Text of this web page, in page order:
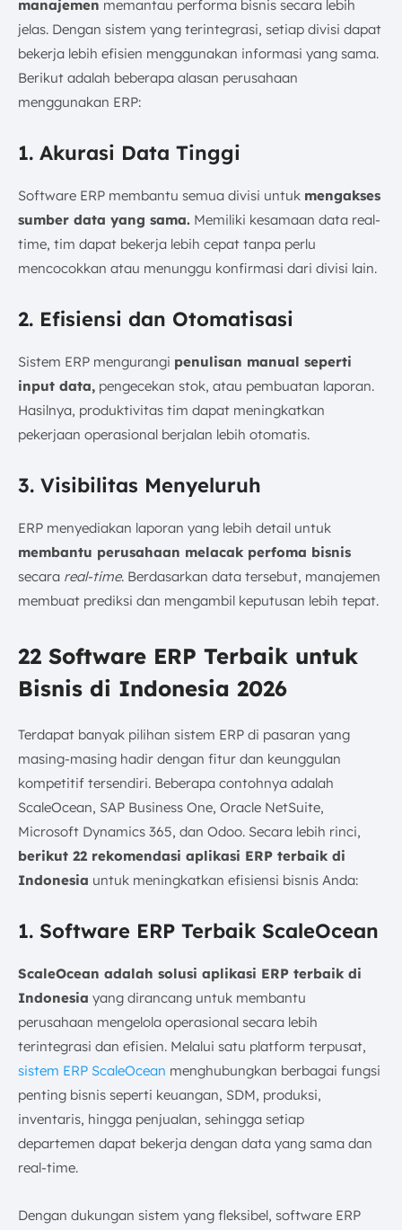
manajemen memantau performa bisnis secara lebih
jelas. Dengan sistem yang terintegrasi, setiap divisi dapat
bekerja lebih efisien menggunakan informasi yang sama.
Berikut adalah beberapa alasan perusahaan
menggunakan ERP:
1. Akurasi Data Tinggi
Software ERP membantu semua divisi untuk mengakses
sumber data yang sama. Memiliki kesamaan data real-
time, tim dapat bekerja lebih cepat tanpa perlu
mencocokkan atau menunggu konfirmasi dari divisi lain.
2. Efisiensi dan Otomatisasi
Sistem ERP mengurangi penulisan manual seperti
input data, pengecekan stok, atau pembuatan laporan.
Hasilnya, produktivitas tim dapat meningkatkan
pekerjaan operasional berjalan lebih otomatis.
3. Visibilitas Menyeluruh
ERP menyediakan laporan yang lebih detail untuk
membantu perusahaan melacak perfoma bisnis
secara real-time. Berdasarkan data tersebut, manajemen
membuat prediksi dan mengambil keputusan lebih tepat.
22 Software ERP Terbaik untuk
Bisnis di Indonesia 2026
Terdapat banyak pilihan sistem ERP di pasaran yang
masing-masing hadir dengan fitur dan keunggulan
kompetitif tersendiri. Beberapa contohnya adalah
ScaleOcean, SAP Business One, Oracle NetSuite,
Microsoft Dynamics 365, dan Odoo. Secara lebih rinci,
berikut 22 rekomendasi aplikasi ERP terbaik di
Indonesia untuk meningkatkan efisiensi bisnis Anda:
1. Software ERP Terbaik ScaleOcean
ScaleOcean adalah solusi aplikasi ERP terbaik di
Indonesia yang dirancang untuk membantu
perusahaan mengelola operasional secara lebih
terintegrasi dan efisien. Melalui satu platform terpusat,
sistem ERP ScaleOcean menghubungkan berbagai fungsi
penting bisnis seperti keuangan, SDM, produksi,
inventaris, hingga penjualan, sehingga setiap
departemen dapat bekerja dengan data yang sama dan
real-time.
Dengan dukungan sistem yang fleksibel, software ERP